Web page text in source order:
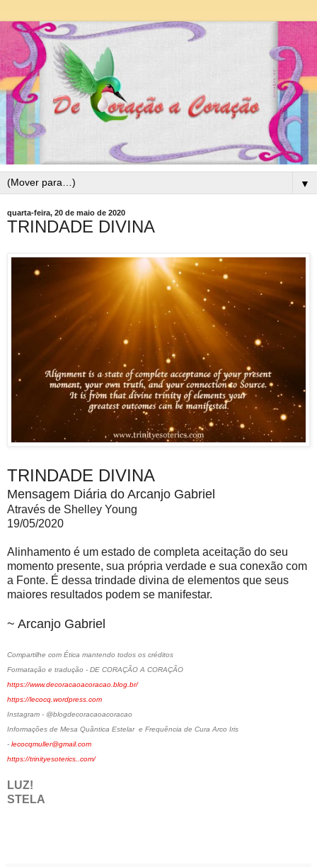
▼
quarta-feira, 20 de maio de 2020
TRINDADE DIVINA
TRINDADE DIVINA
Mensagem Diária do Arcanjo Gabriel
Através de Shelley Young
19/05/2020
Alinhamento é um estado de completa aceitação do seu
momento presente, sua própria verdade e sua conexão com
a Fonte. É dessa trindade divina de elementos que seus
maiores resultados podem se manifestar.
~ Arcanjo Gabriel
Compartilhe com Ética mantendo todos os créditos
Formatação e tradução - DE CORAÇÃO A CORAÇÃO
https://www.decoracaoacoracao.blog.br/
https://lecocq.wordpress.com
Instagram - @blogdecoracaoacoracao
Informações de Mesa Quântica Estelar e Frequência de Cura Arco Iris
- lecocqmuller@gmail.com
https://trinityesoterics..com/
LUZ!
STELA